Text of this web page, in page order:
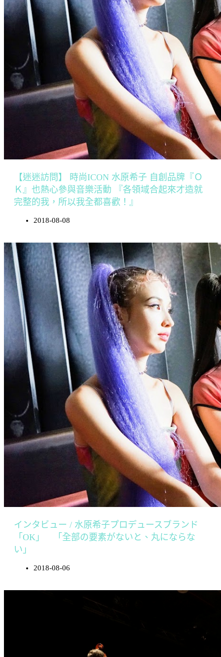
【迷迷訪問】 時尚ICON 水原希子 自創品牌『Ｏ
Ｋ』也熱心參與音樂活動 『各領域合起來才造就
完整的我，所以我全都喜歡！』
2018-08-08
インタビュー / 水原希子プロデュースブランド
「OK」 「全部の要素がないと、丸にならな
い」
2018-08-06